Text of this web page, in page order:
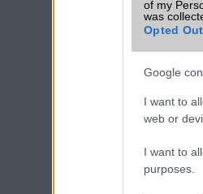
of my
was
Opted Out
Google
I want to
web or
I want to
purposes.